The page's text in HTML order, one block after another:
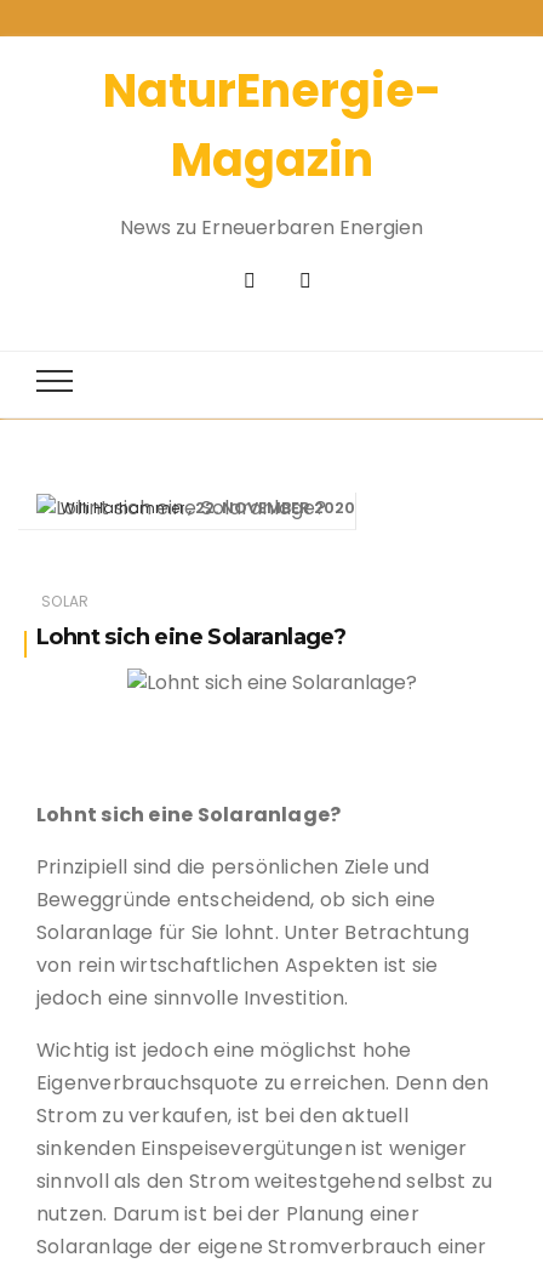
NaturEnergie-
Magazin
News zu Erneuerbaren Energien
SOLAR
Lohnt sich eine Solaranlage?
Willi Harhammer 22. NOVEMBER 2020
Lohnt sich eine Solaranlage?
Prinzipiell sind die persönlichen Ziele und
Beweggründe entscheidend, ob sich eine
Solaranlage für Sie lohnt. Unter Betrachtung
von rein wirtschaftlichen Aspekten ist sie
jedoch eine sinnvolle Investition.
Wichtig ist jedoch eine möglichst hohe
Eigenverbrauchsquote zu erreichen. Denn den
Strom zu verkaufen, ist bei den aktuell
sinkenden Einspeisevergütungen ist weniger
sinnvoll als den Strom weitestgehend selbst zu
nutzen. Darum ist bei der Planung einer
Solaranlage der eigene Stromverbrauch einer